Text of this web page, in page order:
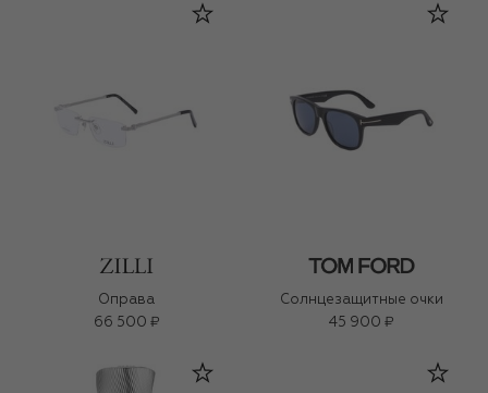
Оправа
66 500 ₽
Солнцезащитные очки
45 900 ₽